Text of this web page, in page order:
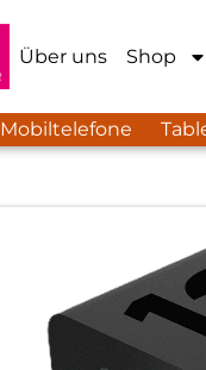
Über uns Shop
Mobiltelefone